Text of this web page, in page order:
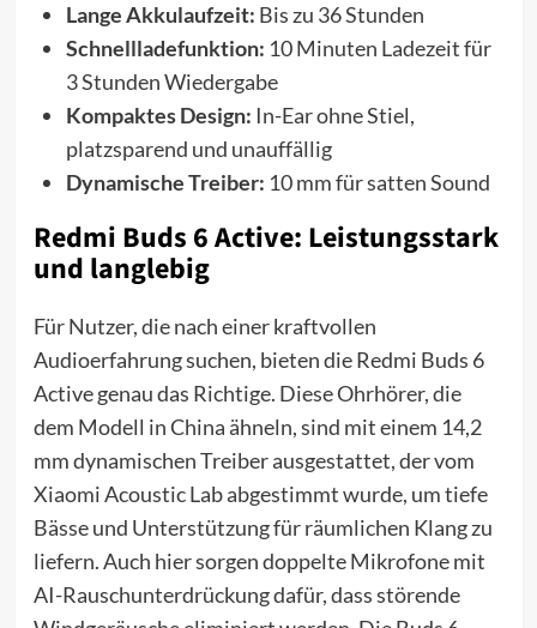
Lange Akkulaufzeit: Bis zu 36 Stunden
Schnellladefunktion: 10 Minuten Ladezeit für
3 Stunden Wiedergabe
Kompaktes Design: In-Ear ohne Stiel,
platzsparend und unauffällig
Dynamische Treiber: 10 mm für satten Sound
Redmi Buds 6 Active: Leistungsstark
und langlebig
Für Nutzer, die nach einer kraftvollen
Audioerfahrung suchen, bieten die Redmi Buds 6
Active genau das Richtige. Diese Ohrhörer, die
dem Modell in China ähneln, sind mit einem 14,2
mm dynamischen Treiber ausgestattet, der vom
Xiaomi Acoustic Lab abgestimmt wurde, um tiefe
Bässe und Unterstützung für räumlichen Klang zu
liefern. Auch hier sorgen doppelte Mikrofone mit
AI-Rauschunterdrückung dafür, dass störende